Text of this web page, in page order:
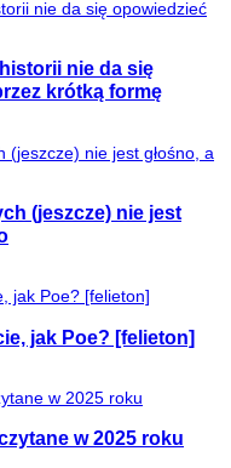
nie da się
krótką formę
(jeszcze) nie jest
jak Poe? [felieton]
w 2025 roku